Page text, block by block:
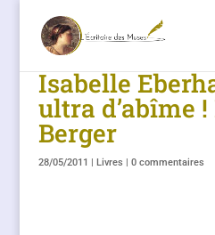
Isabelle
ultra d’abîme
Berger
28/05/2011 | Livres | 0 commentaires